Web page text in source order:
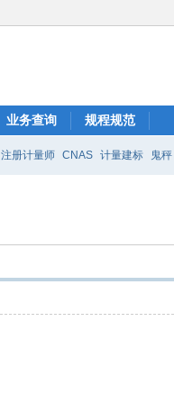
业务查询 规程规范
注册计量师 CNAS 计量建标 鬼秤